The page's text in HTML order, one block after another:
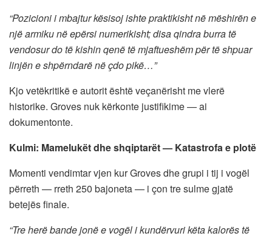
“Pozicioni i mbajtur kësisoj ishte praktikisht në mëshirën e
një armiku në epërsi numerikisht; disa qindra burra të
vendosur do të kishin qenë të mjaftueshëm për të shpuar
linjën e shpërndarë në çdo pikë…”
Kjo vetëkritikë e autorit është veçanërisht me vlerë
historike. Groves nuk kërkonte justifikime — ai
dokumentonte.
Kulmi: Mamelukët dhe shqiptarët — Katastrofa e plotë
Momenti vendimtar vjen kur Groves dhe grupi i tij i vogël
përreth — rreth 250 bajoneta — i çon tre sulme gjatë
betejës finale.
“Tre herë bande jonë e vogël i kundërvuri këta kalorës të